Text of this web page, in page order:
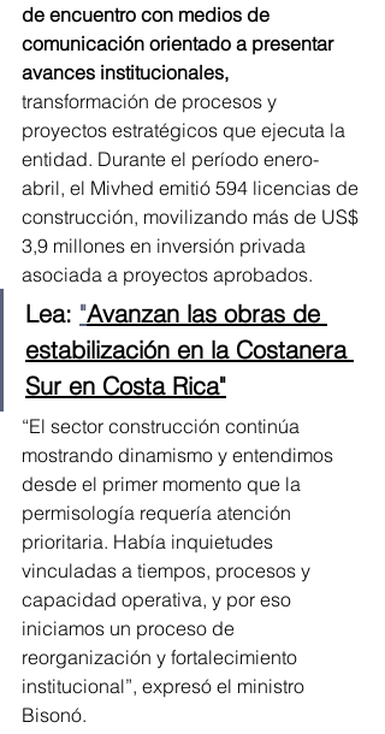
de encuentro con medios de
comunicación orientado a presentar
avances institucionales,
transformación de procesos y
proyectos estratégicos que ejecuta la
entidad. Durante el período enero-
abril, el Mivhed emitió 594 licencias de
construcción, movilizando más de US$
3,9 millones en inversión privada
asociada a proyectos aprobados.
Lea: "Avanzan las obras de
estabilización en la Costanera
Sur en Costa Rica"
“El sector construcción continúa
mostrando dinamismo y entendimos
desde el primer momento que la
permisología requería atención
prioritaria. Había inquietudes
vinculadas a tiempos, procesos y
capacidad operativa, y por eso
iniciamos un proceso de
reorganización y fortalecimiento
institucional”, expresó el ministro
Bisonó.